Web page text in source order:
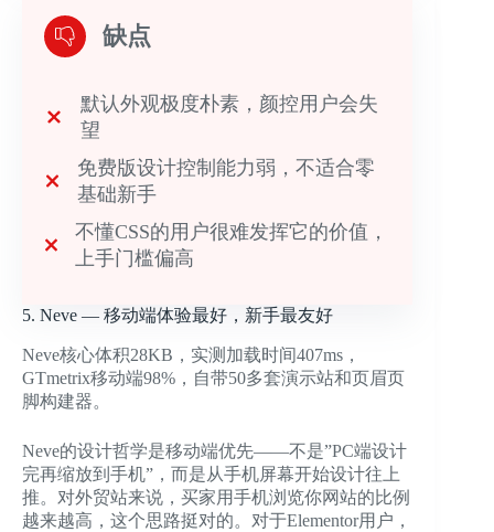
缺点
默认外观极度朴素，颜控用户会失
望
免费版设计控制能力弱，不适合零
基础新手
不懂CSS的用户很难发挥它的价值，
上手门槛偏高
5. Neve — 移动端体验最好，新手最友好
Neve核心体积28KB，实测加载时间407ms，
GTmetrix移动端98%，自带50多套演示站和页眉页
脚构建器。
Neve的设计哲学是移动端优先——不是”PC端设计
完再缩放到手机”，而是从手机屏幕开始设计往上
推。对外贸站来说，买家用手机浏览你网站的比例
越来越高，这个思路挺对的。对于Elementor用户，